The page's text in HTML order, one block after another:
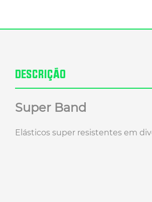
DESCRIÇÃO
Super Band
Elásticos super resistentes em